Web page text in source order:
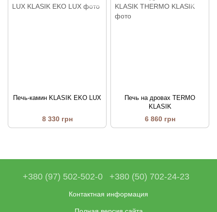
Печь-камин KLASIK EKO LUX
8 330 грн
Печь на дровах TERMO
KLASIK
6 860 грн
+380 (97) 502-502-0 +380 (50) 702-24-23
Контактная информация